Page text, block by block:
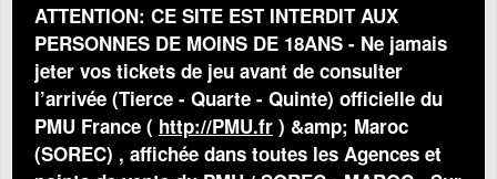
ATTENTION: CE SITE EST INTERDIT AUX
PERSONNES DE MOINS DE 18ANS - Ne jamais
jeter vos tickets de jeu avant de consulter
l’arrivée (Tierce - Quarte - Quinte) officielle du
PMU France ( http://PMU.fr ) &amp; Maroc
(SOREC) , affichée dans toutes les Agences et